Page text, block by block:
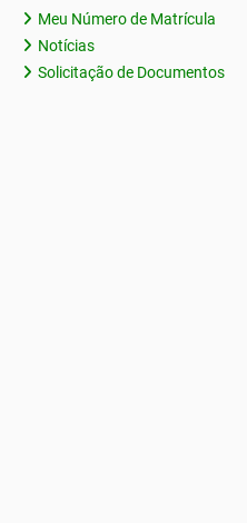
Meu Número de Matrícula
Notícias
Solicitação de Documentos